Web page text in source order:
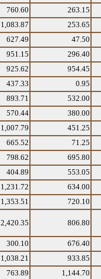
760.60 263.15
1,083.87 253.65
627.49 47.50
951.15 296.40
925.62 954.45
437.33 0.95
893.71 532.00
570.44 380.00
1,007.79 451.25
665.52 71.25
798.62 695.80
404.89 553.05
1,231.72 634.00
1,353.51 720.10
2,420.35 806.80
300.10 676.40
1,038.21 933.85
763.89 1,144.70